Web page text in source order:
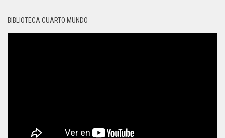
BIBLIOTECA CUARTO MUNDO